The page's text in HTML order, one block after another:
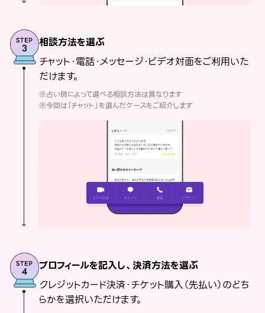
相談方法を選ぶ
チャット・電話・メッセージ・ビデオ対面をご利用いた
だけます。
※占い師によって選べる相談方法は異なります
※今回は「チャット」を選んだケースをご紹介します
プロフィールを記入し、決済方法を選ぶ
クレジットカード決済・チケット購入（先払い）のどち
らかを選択いただけます。